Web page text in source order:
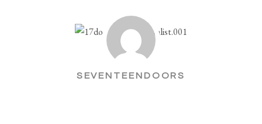
SEVENTEENDOORS